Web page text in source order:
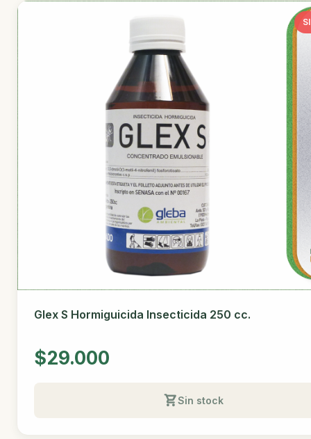
Glex S Hormiguicida Insecticida 250 cc.
$29.000
Sin stock